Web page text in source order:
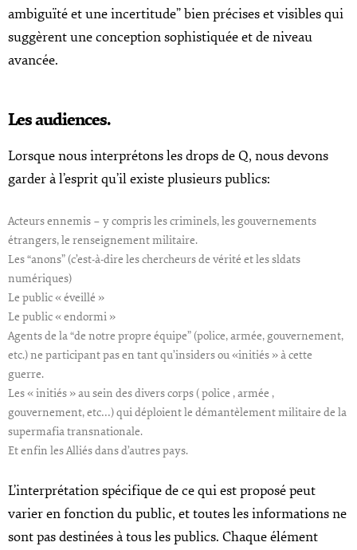
ambiguïté et une incertitude” bien précises et visibles qui
suggèrent une conception sophistiquée et de niveau
avancée.
Les audiences.
Lorsque nous interprétons les drops de Q, nous devons
garder à l’esprit qu’il existe plusieurs publics:
Acteurs ennemis – y compris les criminels, les gouvernements
étrangers, le renseignement militaire.
Les “anons” (c’est-à-dire les chercheurs de vérité et les sldats
numériques)
Le public « éveillé »
Le public « endormi »
Agents de la “de notre propre équipe” (police, armée, gouvernement,
etc.) ne participant pas en tant qu’insiders ou «initiés » à cette
guerre.
Les « initiés » au sein des divers corps ( police , armée ,
gouvernement, etc…) qui déploient le démantèlement militaire de la
supermafia transnationale.
Et enfin les Alliés dans d’autres pays.
L’interprétation spécifique de ce qui est proposé peut
varier en fonction du public, et toutes les informations ne
sont pas destinées à tous les publics. Chaque élément